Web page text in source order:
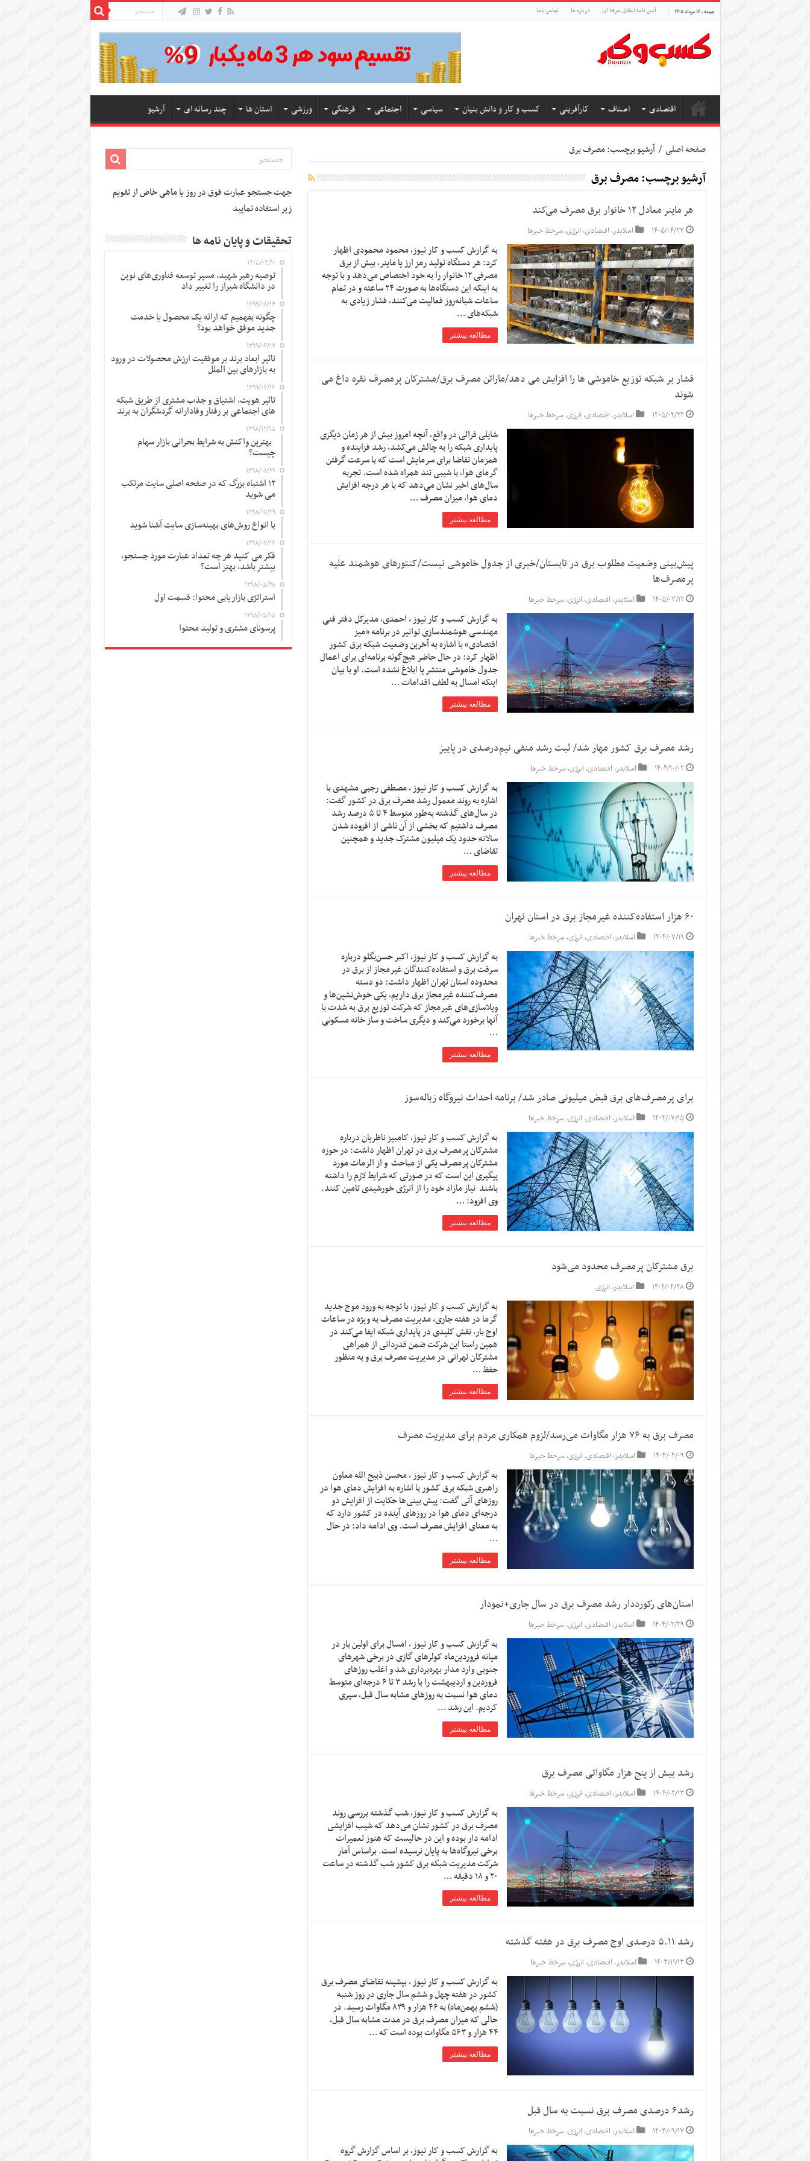
جمعه , ۱۶ مرداد ۱۴۰۵ آیین نامه اخلاق حرفه ای درباره ما تماس باما
اقتصادی اصناف کارآفرینی کسب و کار و دانش بنیان سیاسی اجتماعی فرهنگی ورزشی استان ها چند رسانه ای آرشیو
صفحه اصلی / آرشیو برچسب: مصرف برق
آرشیو برچسب:مصرف برق
هر ماینر معادل ۱۲ خانوار برق مصرف می‌کند
۱۴۰۵/۰۴/۲۷ اسلایدر,اقتصادی,انرژی,سرخط خبرها
به گزارش کسب و کار نیوز، محمود محمودی اظهار
کرد: هر دستگاه تولید رمز ارز یا ماینر، بیش از برق
مصرفی ۱۲ خانوار را به خود اختصاص می‌دهد و با توجه
به اینکه این دستگاه‌ها به صورت ۲۴ ساعته و در تمام
ساعات شبانه‌روز فعالیت می‌کنند، فشار زیادی به
شبکه‌های …
مطالعه بیشتر
فشار بر شبکه توزیع خاموشی ها را افزایش می دهد/ماراتن مصرف برق/مشترکان پرمصرف نقره داغ می
شوند
۱۴۰۵/۰۴/۲۴ اسلایدر,اقتصادی,انرژی,سرخط خبرها
شایلی قرائی در واقع، آنچه امروز بیش از هر زمان دیگری
پایداری شبکه را به چالش می‌کشد، رشد فزاینده و
همزمان تقاضا برای سرمایش است که با سرعت گرفتن
گرمای هوا، با شیبی تند همراه شده است. تجربه
سال‌های اخیر نشان می‌دهد که با هر درجه افزایش
دمای هوا، میزان مصرف …
مطالعه بیشتر
پیش‌بینی وضعیت مطلوب برق در تابستان/خبری از جدول خاموشی نیست/کنتورهای هوشمند علیه
پرمصرف‌ها
۱۴۰۵/۰۳/۱۲ اسلایدر,اقتصادی,انرژی,سرخط خبرها
به گزارش کسب و کار نیوز ، احمدی، مدیرکل دفتر فنی
مهندسی هوشمندسازی توانیر در برنامه «میز
اقتصادی» با اشاره به آخرین وضعیت شبکه برق کشور
اظهار کرد: در حال حاضر هیچ‌گونه برنامه‌ای برای اعمال
جدول خاموشی منتشر یا ابلاغ نشده است. او با بیان
اینکه امسال به لطف اقدامات …
مطالعه بیشتر
رشد مصرف برق کشور مهار شد/ ثبت رشد منفی نیم‌درصدی در پاییز
۱۴۰۴/۱۰/۰۲ اسلایدر,اقتصادی,انرژی,سرخط خبرها
به گزارش کسب و کار نیوز ، مصطفی رجبی مشهدی با
اشاره به روند معمول رشد مصرف برق در کشور گفت:
در سال‌های گذشته به‌طور متوسط ۴ تا ۵ درصد رشد
مصرف داشتیم که بخشی از آن ناشی از افزوده شدن
سالانه حدود یک میلیون مشترک جدید و همچنین
تقاضای …
مطالعه بیشتر
۶۰ هزار استفاده‌کننده غیرمجاز برق در استان تهران
۱۴۰۴/۰۷/۱۹ اسلایدر,اقتصادی,انرژی,سرخط خبرها
به گزارش کسب و کار نیوز، اکبر حسن‌بگلو درباره
سرقت برق و استفاده‌کنندگان غیرمجاز از برق در
محدوده استان تهران اظهار داشت: دو دسته
مصرف‌کننده غیرمجاز برق داریم، یکی خوش‌نشین‌ها و
ویلاسازی‌های غیرمجاز که شرکت توزیع برق به شدت با
آنها برخورد می‌کند و دیگری ساخت و ساز خانه مسکونی
…
مطالعه بیشتر
برای پرمصرف‌های برق قبض میلیونی صادر شد/ برنامه احداث نیروگاه زباله‌سوز
۱۴۰۴/۰۷/۱۵ اسلایدر,اقتصادی,انرژی,سرخط خبرها
به گزارش کسب و کار نیوز، کامبیز ناظریان درباره
مشترکان پرمصرف برق در تهران اظهار داشت: در حوزه
مشترکان پرمصرف یکی از مباحث و از الزمات مورد
پیگیری این است که در صورتی که شرایط لازم را داشته
باشند نیاز مازاد خود را از انرژی خورشیدی تامین کنند.
وی افزود: …
مطالعه بیشتر
برق مشترکان پرمصرف محدود می‌شود
۱۴۰۴/۰۴/۲۸ اسلایدر,انرژی
به گزارش کسب و کار نیوز، با توجه به ورود موج جدید
گرما در هفته جاری، مدیریت مصرف به ویژه در ساعات
اوج بار، نقش کلیدی در پایداری شبکه ایفا می‌کند در
همین راستا این شرکت ضمن قدردانی از همراهی
مشترکان تهرانی در مدیریت مصرف برق و به منظور
حفظ …
مطالعه بیشتر
مصرف برق به ۷۶ هزار مگاوات می‌رسد/لزوم همکاری مردم برای مدیریت مصرف
۱۴۰۴/۰۴/۰۹ اسلایدر,اقتصادی,انرژی,سرخط خبرها
به گزارش کسب و کار نیوز ، محسن ذبیح الله معاون
راهبری شبکه برق کشور با اشاره به افزایش دمای هوا در
روزهای آتی گفت: پیش بینی‌ها حکایت از افزایش دو
درجه‌ای دمای هوا در روزهای آینده در کشور دارد که
به معنای افزایش مصرف است. وی ادامه داد: در حال
…
مطالعه بیشتر
استان‌های رکورددار رشد مصرف برق در سال جاری+نمودار
۱۴۰۴/۰۲/۲۹ اسلایدر,اقتصادی,انرژی,سرخط خبرها
به گزارش کسب و کار نیوز ، امسال برای اولین بار در
میانه فروردین‌ماه کولرهای گازی در برخی شهرهای
جنوبی وارد مدار بهره‌برداری شد و اغلب روزهای
فروردین و اردیبهشت را با رشد ۳ تا ۶ درجه‌ای متوسط
دمای هوا نسبت به روزهای مشابه سال قبل، سپری
کردیم. این رشد …
مطالعه بیشتر
رشد بیش از پنج هزار مگاواتی مصرف برق
۱۴۰۴/۰۲/۱۳ اسلایدر,اقتصادی,انرژی,سرخط خبرها
به گزارش کسب و کار نیوز، شب گذشته بررسی روند
مصرف برق در کشور نشان می‌دهد که شیب افزایشی
ادامه دار بوده و این در حالیست که هنوز تعمیرات
برخی نیروگاه‌ها به پایان نرسیده است. براساس آمار
شرکت مدیریت شبکه برق کشور شب گذشته در ساعت
۲۰ و ۱۸ دقیقه …
مطالعه بیشتر
رشد ۵.۱۱ درصدی اوج مصرف برق در هفته گذشته
۱۴۰۳/۱۱/۱۳ اسلایدر,اقتصادی,انرژی,سرخط خبرها
به گزارش کسب و کار نیوز ، بیشینه تقاضای مصرف برق
کشور در هفته چهل و ششم سال جاری در روز شنبه
(ششم بهمن‌ماه) به ۴۶ هزار و ۸۳۹ مگاوات رسید. در
حالی که میزان مصرف برق در مدت مشابه سال قبل،
۴۴ هزار و ۵۶۳ مگاوات بوده است که …
مطالعه بیشتر
رشد۶ درصدی مصرف برق نسبت به سال قبل
۱۴۰۳/۰۹/۱۷ اسلایدر,اقتصادی,انرژی,سرخط خبرها
به گزارش کسب و کار نیوز، بر اساس گزارش گروه
جهت جستجو عبارت فوق در روز یا ماهی خاص از تقویم
زیر استفاده نمایید
تحقیقات و پایان نامه ها
۱۴۰۵/۰۴/۱۰
توصیه رهبر شهید، مسیر توسعه فناوری‌های نوین
در دانشگاه شیراز را تغییر داد
۱۳۹۹/۰۸/۱۴
چگونه بفهمیم که ارائه یک محصول یا خدمت
جدید موفق خواهد بود؟
۱۳۹۹/۰۶/۱۷
تاثیر ابعاد برند بر موفقیت ارزش محصولات در ورود
به بازارهای بین الملل
۱۳۹۹/۰۶/۱۶
تاثیر هویت، اشتیاق و جذب مشتری از طریق شبکه
های اجتماعی بر رفتار وفادارانه گردشگران به برند
۱۳۹۸/۱۲/۱۵
بهترین واکنش به شرایط بحرانی بازار سهام
چیست؟
۱۳۹۸/۰۸/۲۹
۱۲ اشتباه بزرگ که در صفحه اصلی سایت مرتکب
می شوید
۱۳۹۸/۰۷/۲۹
با انواع روش‌های بهینه‌سازی سایت آشنا شوید
۱۳۹۸/۰۷/۱۶
فکر می کنید هر چه تعداد عبارت مورد جستجو،
بیشتر باشد، بهتر است؟
۱۳۹۸/۰۵/۲۸
استراتژی بازاریابی محتوا: قسمت اول
۱۳۹۸/۰۵/۱۵
پرسونای مشتری و تولید محتوا